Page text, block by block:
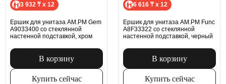
3 932 ₸ x 12
Ершик для унитаза AM.PM Gem
A9033400 со стеклянной
настенной подставкой, хром
В корзину
Купить сейчас
6 616 ₸ x 12
Ершик для унитаза AM.PM Func
A8F33322 со стеклянной
настенной подставкой, черный
В корзину
Купить сейчас